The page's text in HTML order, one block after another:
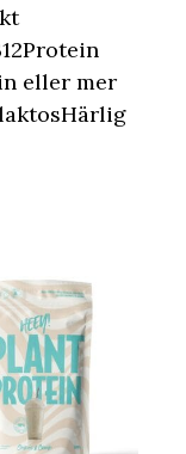
eller mer